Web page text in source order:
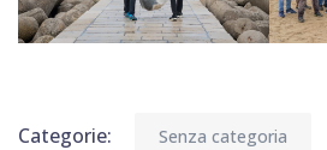
Categorie: Senza categoria